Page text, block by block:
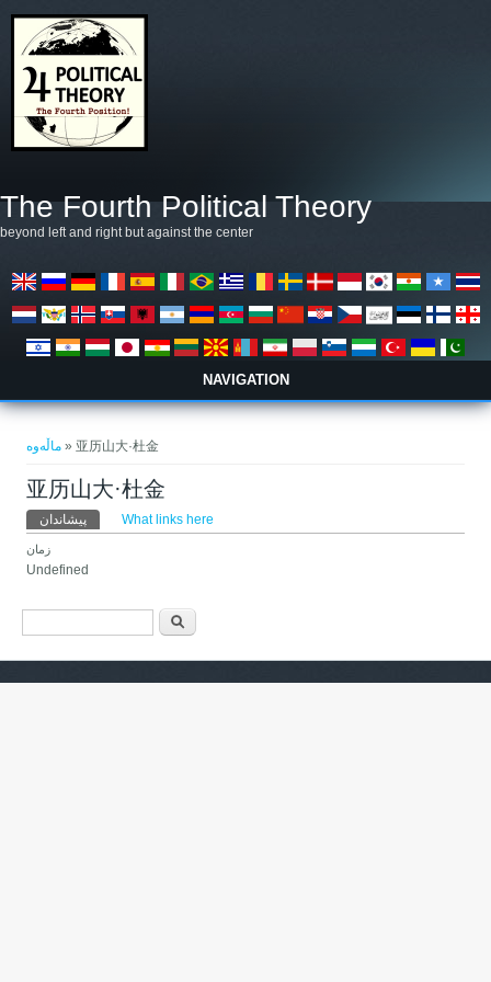
The Fourth Political Theory
beyond left and right but against the center
NAVIGATION
تۆ لێرەیت
ماڵەوە » 亚历山大·杜金
亚历山大·杜金
Primary tabs
پیشاندان (active tab)What links here
زمان
Undefined
فۆرمی گەڕان